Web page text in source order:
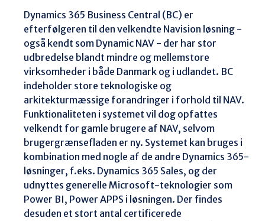
Dynamics 365 Business Central (BC) er
efterfølgeren til den velkendte Navision løsning -
også kendt som Dynamic NAV - der har stor
udbredelse blandt mindre og mellemstore
virksomheder i både Danmark og i udlandet. BC
indeholder store teknologiske og
arkitekturmæssige forandringer i forhold til NAV.
Funktionaliteten i systemet vil dog opfattes
velkendt for gamle brugere af NAV, selvom
brugergrænsefladen er ny. Systemet kan bruges i
kombination med nogle af de andre Dynamics 365-
løsninger, f.eks. Dynamics 365 Sales, og der
udnyttes generelle Microsoft-teknologier som
Power BI, Power APPS i løsningen. Der findes
desuden et stort antal certificerede